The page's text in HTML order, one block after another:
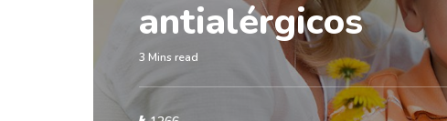
antialérgicos
3 Mins read